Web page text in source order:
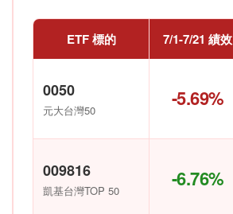
ETF 標的 7/1-7/21 績效
0050
元大台灣50 -5.69%
009816
凱基台灣TOP 50 -6.76%